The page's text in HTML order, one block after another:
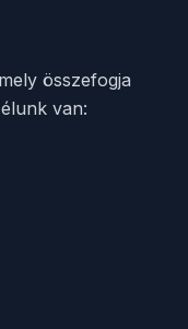
összefogja
van: